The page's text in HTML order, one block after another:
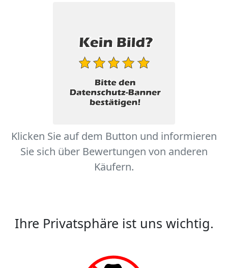
Klicken Sie auf dem Button und informieren
Sie sich über Bewertungen von anderen
Käufern.
Ihre Privatsphäre ist uns wichtig.